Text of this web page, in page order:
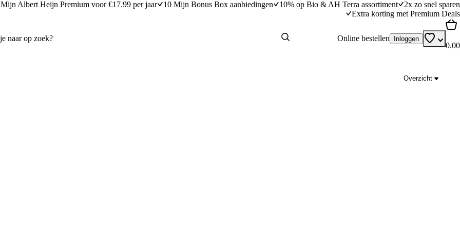
Mijn Albert Heijn Premium voor €17.99 per jaar 10 Mijn Bonus Box aanbiedingen 10% op Bio & AH Terra assortiment
2x zo snel sparen
Extra korting met Premium Deals
Online bestellen Inloggen
0.00
Overzicht